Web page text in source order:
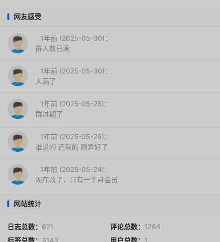
网友感受
1年前 (2025-05-30)：
群人数已满
1年前 (2025-05-30)：
人满了
1年前 (2025-05-26)：
群过期了
1年前 (2025-05-26)：
谁说的 还有的 刚弄好了
1年前 (2025-05-24)：
现在改了，只有一个月会员
网站统计
日志总数： 621 评论总数： 1264
标签总数： 3143 用户总数： 1